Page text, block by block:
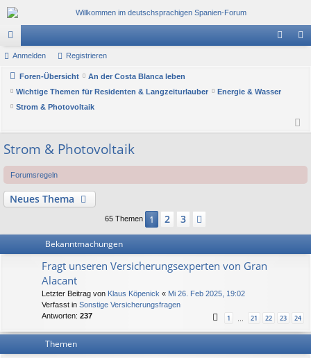
or
en
re
Anmelden Registrieren
Foren-Übersicht
An der Costa Blanca leben
Wichtige Themen für Residenten & Langzeiturlauber
Energie & Wasser
Strom & Photovoltaik
Strom & Photovoltaik
Forumsregeln
Neues Thema
65 Themen 1 2 3
Bekanntmachungen
Fragt unseren Versicherungsexperten von Gran
Alacant
Letzter Beitrag von Klaus Köpenick « Mi 26. Feb 2025, 19:02
Verfasst in Sonstige Versicherungsfragen
Antworten: 237 1 … 21 22 23 24
Themen